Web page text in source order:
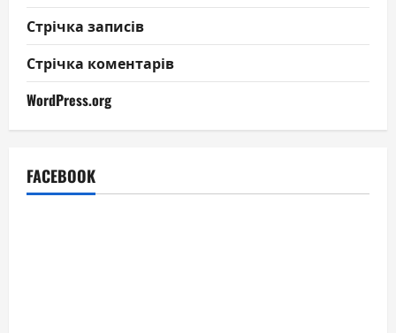
Стрічка записів
Стрічка коментарів
WordPress.org
FACEBOOK